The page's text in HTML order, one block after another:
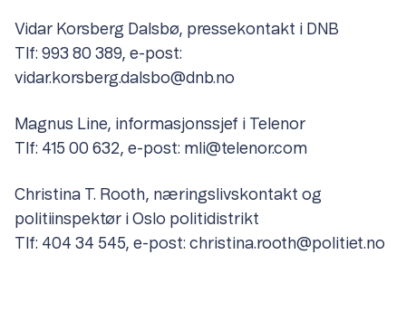
Vidar Korsberg Dalsbø, pressekontakt i DNB
Tlf: 993 80 389, e-post:
vidar.korsberg.dalsbo@dnb.no
Magnus Line, informasjonssjef i Telenor
Tlf: 415 00 632, e-post: mli@telenor.com
Christina T. Rooth, næringslivskontakt og
politiinspektør i Oslo politidistrikt
Tlf: 404 34 545, e-post: christina.rooth@politiet.no